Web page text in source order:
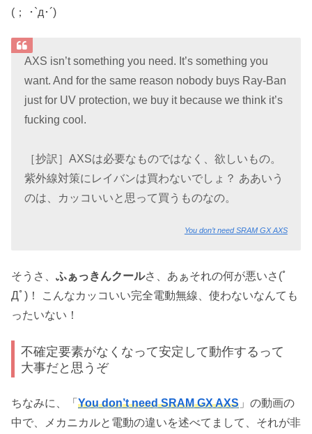
(； ･`д･´)
AXS isn’t something you need. It’s something you
want. And for the same reason nobody buys Ray-Ban
just for UV protection, we buy it because we think it’s
fucking cool.
［抄訳］AXSは必要なものではなく、欲しいもの。
紫外線対策にレイバンは買わないでしょ？ ああいう
のは、カッコいいと思って買うものなの。
You don’t need SRAM GX AXS
そうさ、 ふぁっきんクールさ、あぁそれの何が悪いさ(ﾟ
Дﾟ)！ こんなカッコいい完全電動無線、使わないなんても
ったいない！
不確定要素がなくなって安定して動作するって
大事だと思うぞ
ちなみに、「 You don’t need SRAM GX AXS 」の動画の
中で、メカニカルと電動の違いを述べてまして、それが非